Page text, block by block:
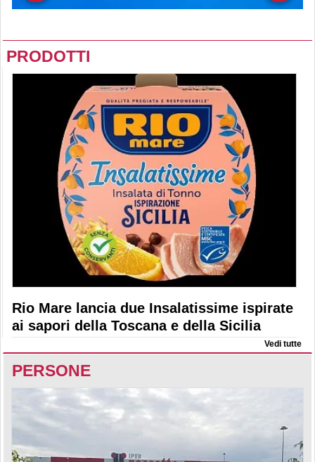
PRODOTTI
Rio Mare lancia due Insalatissime ispirate
ai sapori della Toscana e della Sicilia
Vedi tutte
PERSONE